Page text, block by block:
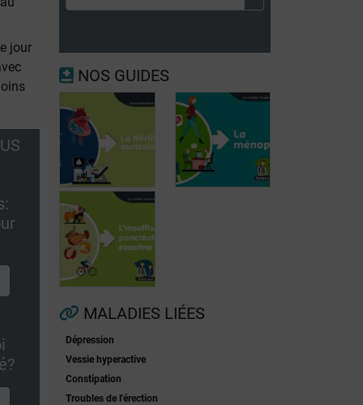
jour
NOS GUIDES
Fibrillation
auriculaire
Insuffisance
pancréatique
exocrine
MALADIES LIÉES
Dépression
Vessie hyperactive
Constipation
Troubles de l'érection